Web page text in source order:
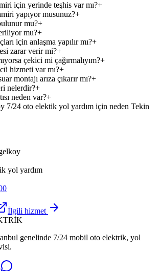
için yerinde teşhis var mı?+
yapıyor musunuz?+
mu?+
mu?+
için anlaşma yapılır mı?+
zarar verir mi?+
çekici mi çağırmalıyım?+
hizmeti var mı?+
montajı arıza çıkarır mı?+
nelerdir?+
neden var?+
7/24 oto elektik yol yardım için neden Tekin
yol yardım
İlgili hizmet
genelinde 7/24 mobil oto elektrik, yol